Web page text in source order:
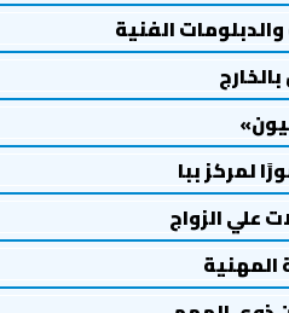
الفنية
لمركز ببا
علي الزواج